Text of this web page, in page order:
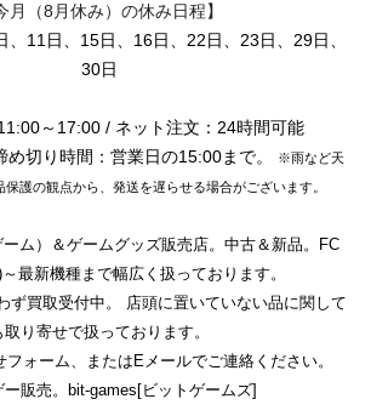
月（8月休み）の休み日程】
、11日、15日、16日、22日、23日、29日、
30日
～17:00 / ネット注文：24時間可能
切り時間：営業日の15:00まで。
※雨など天
護の観点から、発送を遅らせる場合がございます。
ム）＆ゲームグッズ販売店。中古＆新品。FC
最新機種まで幅広く扱っております。
ず買取受付中。 店頭に置いていない品に関して
取り寄せで扱っております。
ォーム、またはEメールでご連絡ください。
ー販売。bit-games[ビットゲームズ]